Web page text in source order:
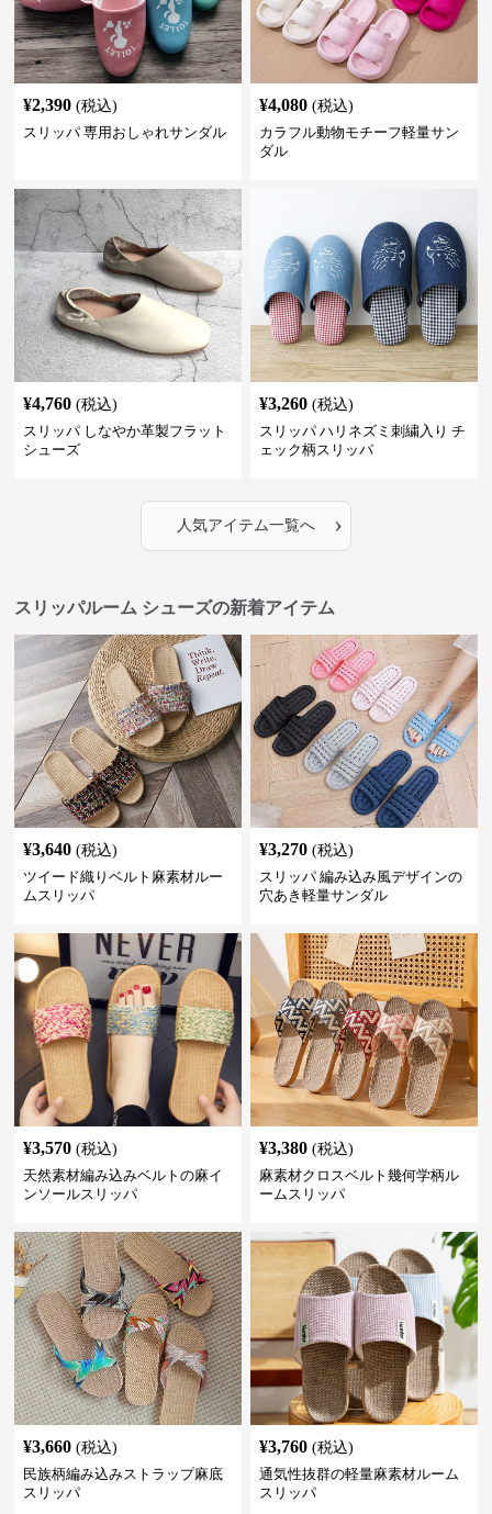
¥2,390 (税込)
スリッパ 専用おしゃれサンダル
¥4,080 (税込)
カラフル動物モチーフ軽量サン
ダル
¥4,760 (税込)
スリッパ しなやか革製フラット
シューズ
¥3,260 (税込)
スリッパ ハリネズミ刺繍入り チ
ェック柄スリッパ
人気アイテム一覧へ ›
スリッパルーム シューズの新着アイテム
¥3,640 (税込)
ツイード織りベルト麻素材ルー
ムスリッパ
¥3,270 (税込)
スリッパ 編み込み風デザインの
穴あき軽量サンダル
¥3,570 (税込)
天然素材編み込みベルトの麻イ
ンソールスリッパ
¥3,380 (税込)
麻素材クロスベルト幾何学柄ル
ームスリッパ
¥3,660 (税込)
民族柄編み込みストラップ麻底
スリッパ
¥3,760 (税込)
通気性抜群の軽量麻素材ルーム
スリッパ